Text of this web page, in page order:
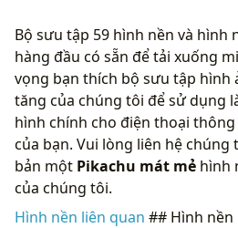
Bộ sưu tập 59 hình nền và hình
hàng đầu có sẵn để tải xuống
vọng bạn thích bộ sưu tập hình
tăng của chúng tôi để sử dụng
hình chính cho điện thoại
của bạn. Vui lòng liên hệ
bản một Pikachu mát mẻ hình
của chúng tôi.
Hình nền liên quan ## Hình nền